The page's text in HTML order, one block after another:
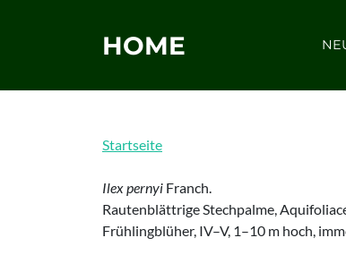
HOME
Startseite
Ilex pernyi Franch.
Rautenblättrige Stechpalme,
Frühlingblüher, IV–V, 1–10 m hoch,